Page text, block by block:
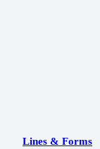
Lines & Forms